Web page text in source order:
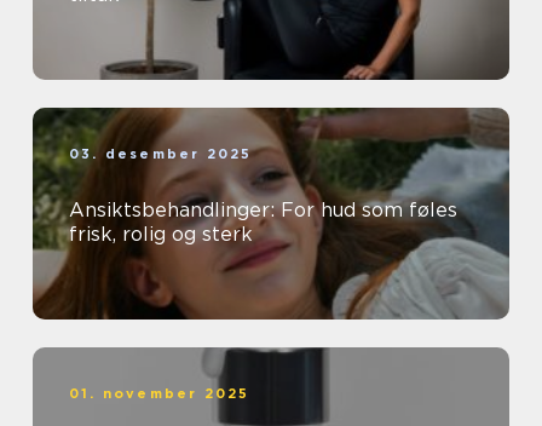
03. desember 2025
Ansiktsbehandlinger: For hud som føles
frisk, rolig og sterk
01. november 2025